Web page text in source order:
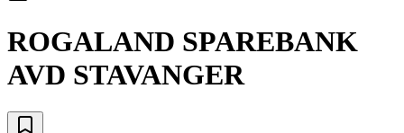
ROGALAND SPAREBANK
AVD STAVANGER